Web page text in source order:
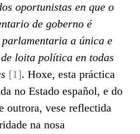
oportunistas en que o
de goberno é
a única e
loita política en todas
[1]. Hoxe, esta práctica
no Estado español, e do
outrora, vese reflectida
na nosa